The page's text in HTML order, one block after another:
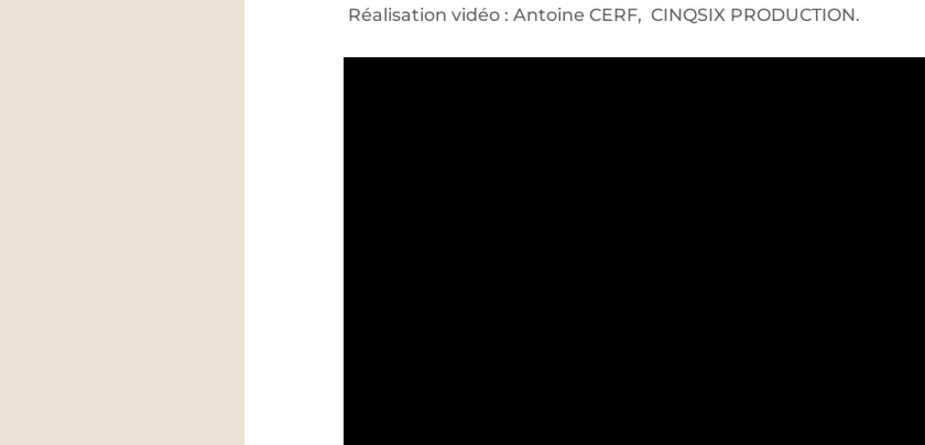
Réalisation vidéo : Antoine CERF, CINQSIX PRODUCTION.